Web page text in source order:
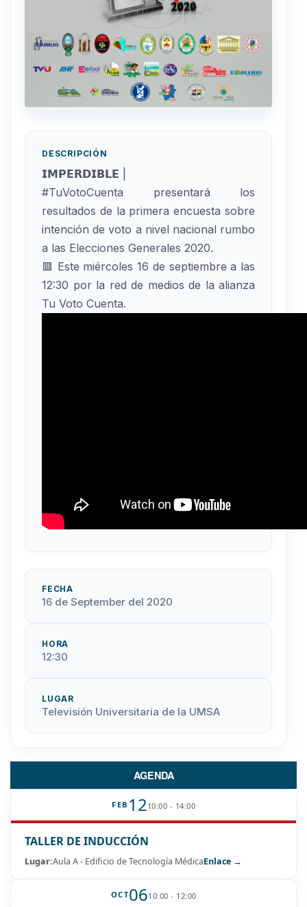
DESCRIPCIÓN
𝗜𝗠𝗣𝗘𝗥𝗗𝗜𝗕𝗟𝗘 |
#TuVotoCuenta presentará los
resultados de la primera encuesta sobre
intención de voto a nivel nacional rumbo
a las Elecciones Generales 2020.
🟥 Este miércoles 16 de septiembre a las
12:30 por la red de medios de la alianza
Tu Voto Cuenta.
FECHA
16 de September del 2020
HORA
12:30
LUGAR
Televisión Universitaria de la UMSA
AGENDA
FEB 1210:00 - 14:00
TALLER DE INDUCCIÓN
Lugar:Aula A - Edificio de Tecnología MédicaEnlace →
OCT0610:00 - 12:00